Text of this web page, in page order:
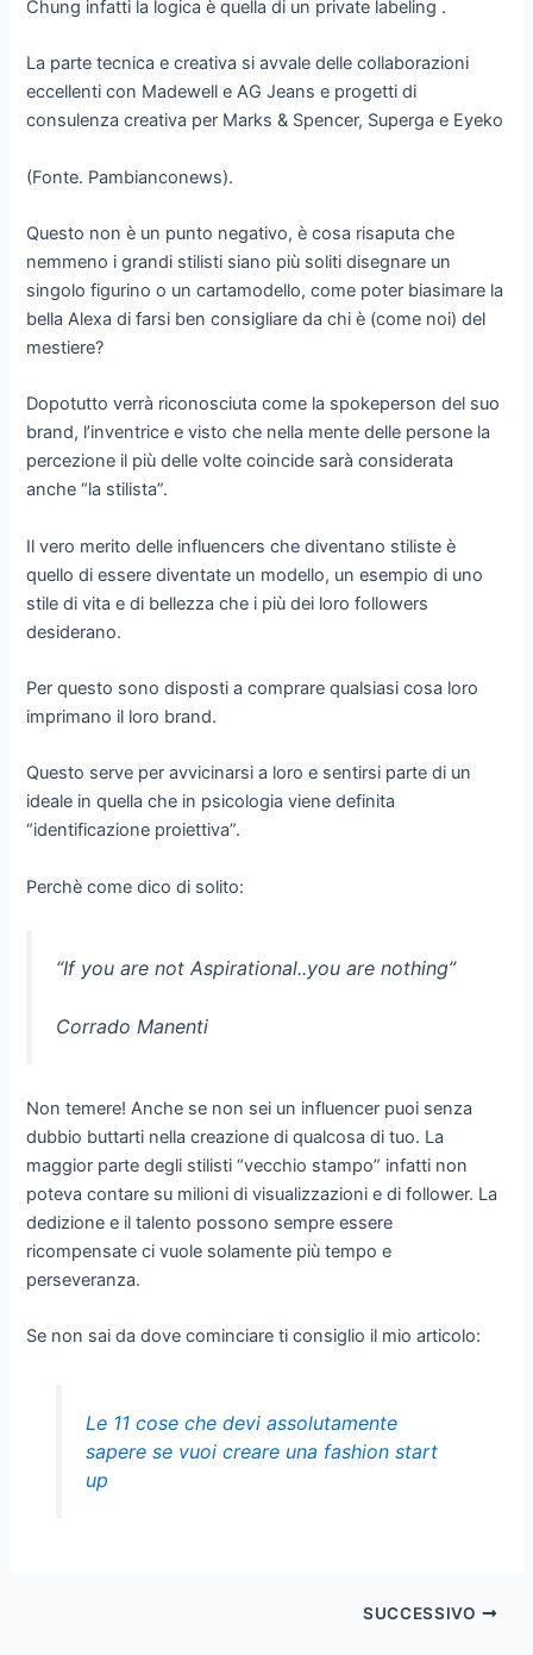
Chung infatti la logica è quella di un private labeling .
La parte tecnica e creativa si avvale delle collaborazioni
eccellenti con Madewell e AG Jeans e progetti di
consulenza creativa per Marks & Spencer, Superga e Eyeko
(Fonte. Pambianconews).
Questo non è un punto negativo, è cosa risaputa che
nemmeno i grandi stilisti siano più soliti disegnare un
singolo figurino o un cartamodello, come poter biasimare la
bella Alexa di farsi ben consigliare da chi è (come noi) del
mestiere?
Dopotutto verrà riconosciuta come la spokeperson del suo
brand, l’inventrice e visto che nella mente delle persone la
percezione il più delle volte coincide sarà considerata
anche “la stilista”.
Il vero merito delle influencers che diventano stiliste è
quello di essere diventate un modello, un esempio di uno
stile di vita e di bellezza che i più dei loro followers
desiderano.
Per questo sono disposti a comprare qualsiasi cosa loro
imprimano il loro brand.
Questo serve per avvicinarsi a loro e sentirsi parte di un
ideale in quella che in psicologia viene definita
“identificazione proiettiva”.
Perchè come dico di solito:
“If you are not Aspirational..you are nothing”
Corrado Manenti
Non temere! Anche se non sei un influencer puoi senza
dubbio buttarti nella creazione di qualcosa di tuo. La
maggior parte degli stilisti “vecchio stampo” infatti non
poteva contare su milioni di visualizzazioni e di follower. La
dedizione e il talento possono sempre essere
ricompensate ci vuole solamente più tempo e
perseveranza.
Se non sai da dove cominciare ti consiglio il mio articolo:
Le 11 cose che devi assolutamente
sapere se vuoi creare una fashion start
up
SUCCESSIVO